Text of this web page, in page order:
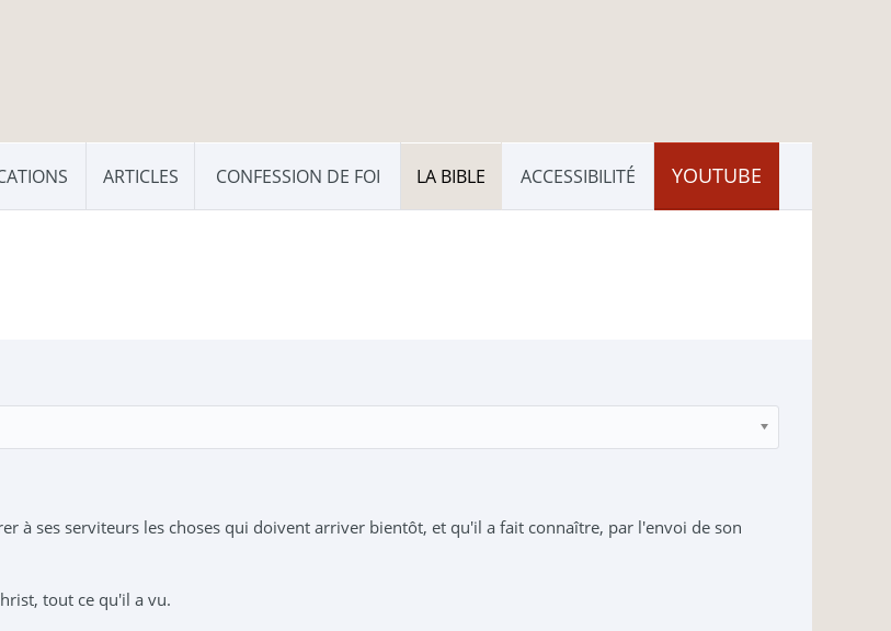
ARTICLES CONFESSION DE FOI LA BIBLE ACCESSIBILITÉ YOUTUBE
à ses serviteurs les choses qui doivent arriver bientôt, et qu'il a fait connaître, par l'envoi de son
tout ce qu'il a vu.